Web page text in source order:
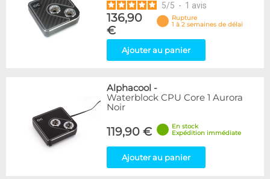
5/5 - 1 avis
136,90
€
Rupture
1 à 2 semaines de délai
Ajouter au panier
Alphacool -
Waterblock CPU Core 1 Aurora
Noir
119,90 €
En stock
Expédition immédiate
Ajouter au panier